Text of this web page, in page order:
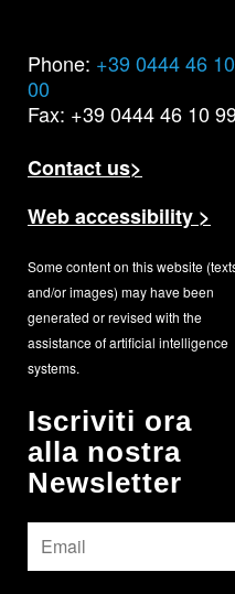
Phone: +39 0444 46 10
00
Fax: +39 0444 46 10
Contact us>
Web accessibility >
Some content on this website
and/or images) may have been
generated or revised with the
assistance of artificial intelligence
systems.
Iscriviti ora
alla nostra
Newsletter
Email